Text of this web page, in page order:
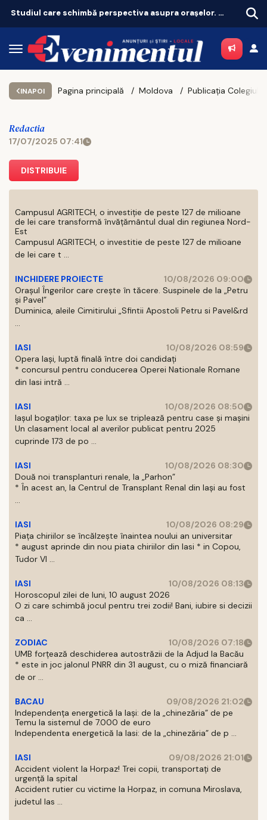
Studiul care schimbă perspectiva asupra orașelor. Ce înseamnă pentru Iași, oraș sufocat de betoane
INAPOI Pagina principală Moldova
Redactia
17/07/2025 07:41
DISTRIBUIE
Campusul AGRITECH, o investiție de peste 127 de milioane
de lei care transformă învățământul dual din regiunea Nord-
Est
Campusul AGRITECH, o investitie de peste 127 de milioane
de lei care t ...
INCHIDERE PROIECTE
10/08/2026 09:00
Orașul Îngerilor care crește în tăcere. Suspinele de la „Petru
și Pavel”
Duminica, aleile Cimitirului „Sfintii Apostoli Petru si Pavel&rd
...
IASI
10/08/2026 08:59
Opera Iași, luptă finală între doi candidați
* concursul pentru conducerea Operei Nationale Romane
din Iasi intră ...
IASI
10/08/2026 08:50
Iașul bogaților: taxa pe lux se triplează pentru case și mașini
Un clasament local al averilor publicat pentru 2025
cuprinde 173 de po ...
IASI
10/08/2026 08:30
Două noi transplanturi renale, la „Parhon”
* În acest an, la Centrul de Transplant Renal din Iaşi au fost
...
IASI
10/08/2026 08:29
Piața chiriilor se încălzește înaintea noului an universitar
* august aprinde din nou piata chiriilor din Iasi * in Copou,
Tudor Vl ...
IASI
10/08/2026 08:13
Horoscopul zilei de luni, 10 august 2026
O zi care schimbă jocul pentru trei zodii! Bani, iubire si decizii
ca ...
ZODIAC
10/08/2026 07:18
UMB forțează deschiderea autostrăzii de la Adjud la Bacău
* este in joc jalonul PNRR din 31 august, cu o miză financiară
de or ...
BACAU
09/08/2026 21:02
Independența energetică la Iași: de la „chinezăria” de pe
Temu la sistemul de 7.000 de euro
Independenta energetică la Iasi: de la „chinezăria” de p ...
IASI
09/08/2026 21:01
Accident violent la Horpaz! Trei copii, transportați de
urgență la spital
Accident rutier cu victime la Horpaz, in comuna Miroslava,
judetul Ias ...